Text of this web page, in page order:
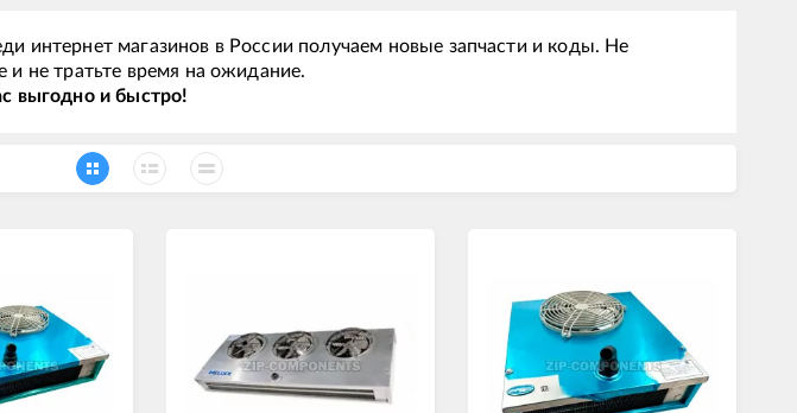
интернет магазинов в России получаем новые запчасти и коды. Не
и не тратьте время на ожидание.
выгодно и быстро!